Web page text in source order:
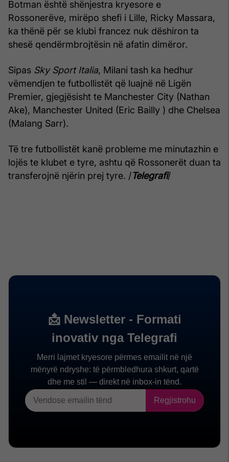
Botman është shënjestra kryesore e
Rossonerëve, mirëpo shefi i Lille, Ricky Massara,
ka thënë për se klubi francez nuk dëshiron ta
shesë qendërmbrojtësin në afatin dimëror.
Sipas Sky Sport Italia, Milani tash ka hedhur
vëmendjen te futbollistët që luajnë në Ligën
Premier, gjegjësisht te Manchester City (Nathan
Ake), Manchester United (Eric Bailly ) dhe Chelsea
(Malang Sarr).
Të tre futbollistët kanë probleme me minutazhin e
lojës te klubet e tyre, ashtu që Rossonerët duan ta
transferojnë njërin prej tyre. /Telegrafi/